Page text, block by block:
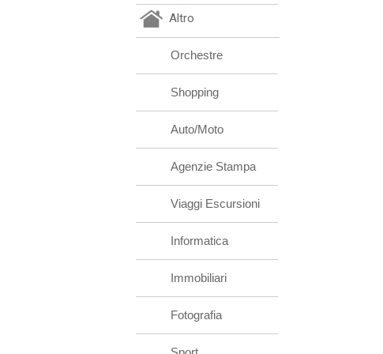
Altro
Orchestre
Shopping
Auto/Moto
Agenzie Stampa
Viaggi Escursioni
Informatica
Immobiliari
Fotografia